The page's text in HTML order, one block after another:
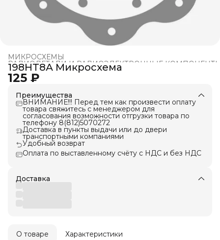
МИКРОСХЕМЫ
РАДИОДЕТАЛИ И РАДИОЭЛЕКТРОННЫЕ
Главная ›
198НТ8А Микросхема
125 ₽
Преимущества
ВНИМАНИЕ!!! Перед тем как произвести оплату
товара свяжитесь с менеджером для
согласования возможности отгрузки товара по
телефону 8(812)5070272
Доставка в пункты выдачи или до двери
транспортными компаниями
Удобный возврат
Оплата по выставленному счёту с НДС и без НДС
Доставка
О товаре Характеристики